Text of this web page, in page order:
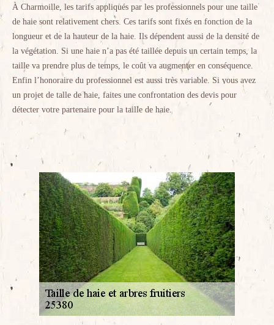
À Charmoille, les tarifs appliqués par les professionnels pour une taille
de haie sont relativement chers. Ces tarifs sont fixés en fonction de la
longueur et de la hauteur de la haie. Ils dépendent aussi de la densité de
la végétation. Si une haie n’a pas été taillée depuis un certain temps, la
taille va prendre plus de temps, le coût va augmenter en conséquence.
Enfin l’honoraire du professionnel est aussi très variable. Si vous avez
un projet de talle de haie, faites une confrontation des devis pour
détecter votre partenaire pour la taille de haie.